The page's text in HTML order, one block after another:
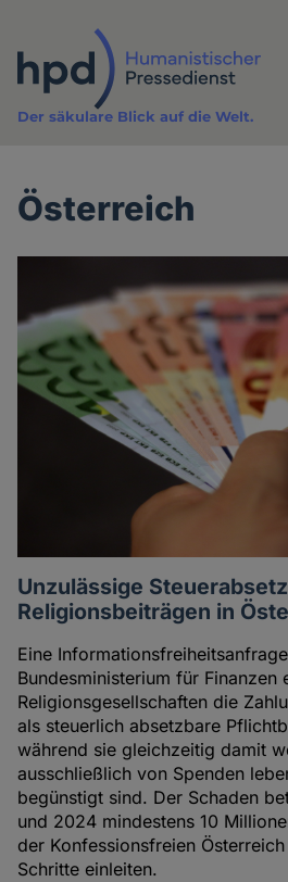
Inhalt
Der säkulare Blick auf die Welt.
Österreich
Unzulässige
Religionsbeiträgen in
Eine
Bundesministerium für Finanzen
Religionsgesellschaften die
als steuerlich absetzbare
während sie gleichzeitig damit
ausschließlich von Spenden
begünstigt sind. Der Schaden
und 2024 mindestens 10
der Konfessionsfreien
Schritte einleiten.